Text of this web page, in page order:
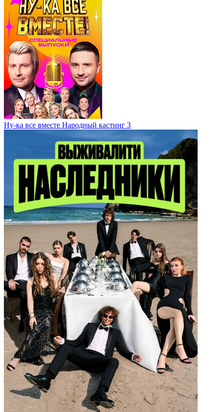
Ну-ка все вместе Народный кастинг 3